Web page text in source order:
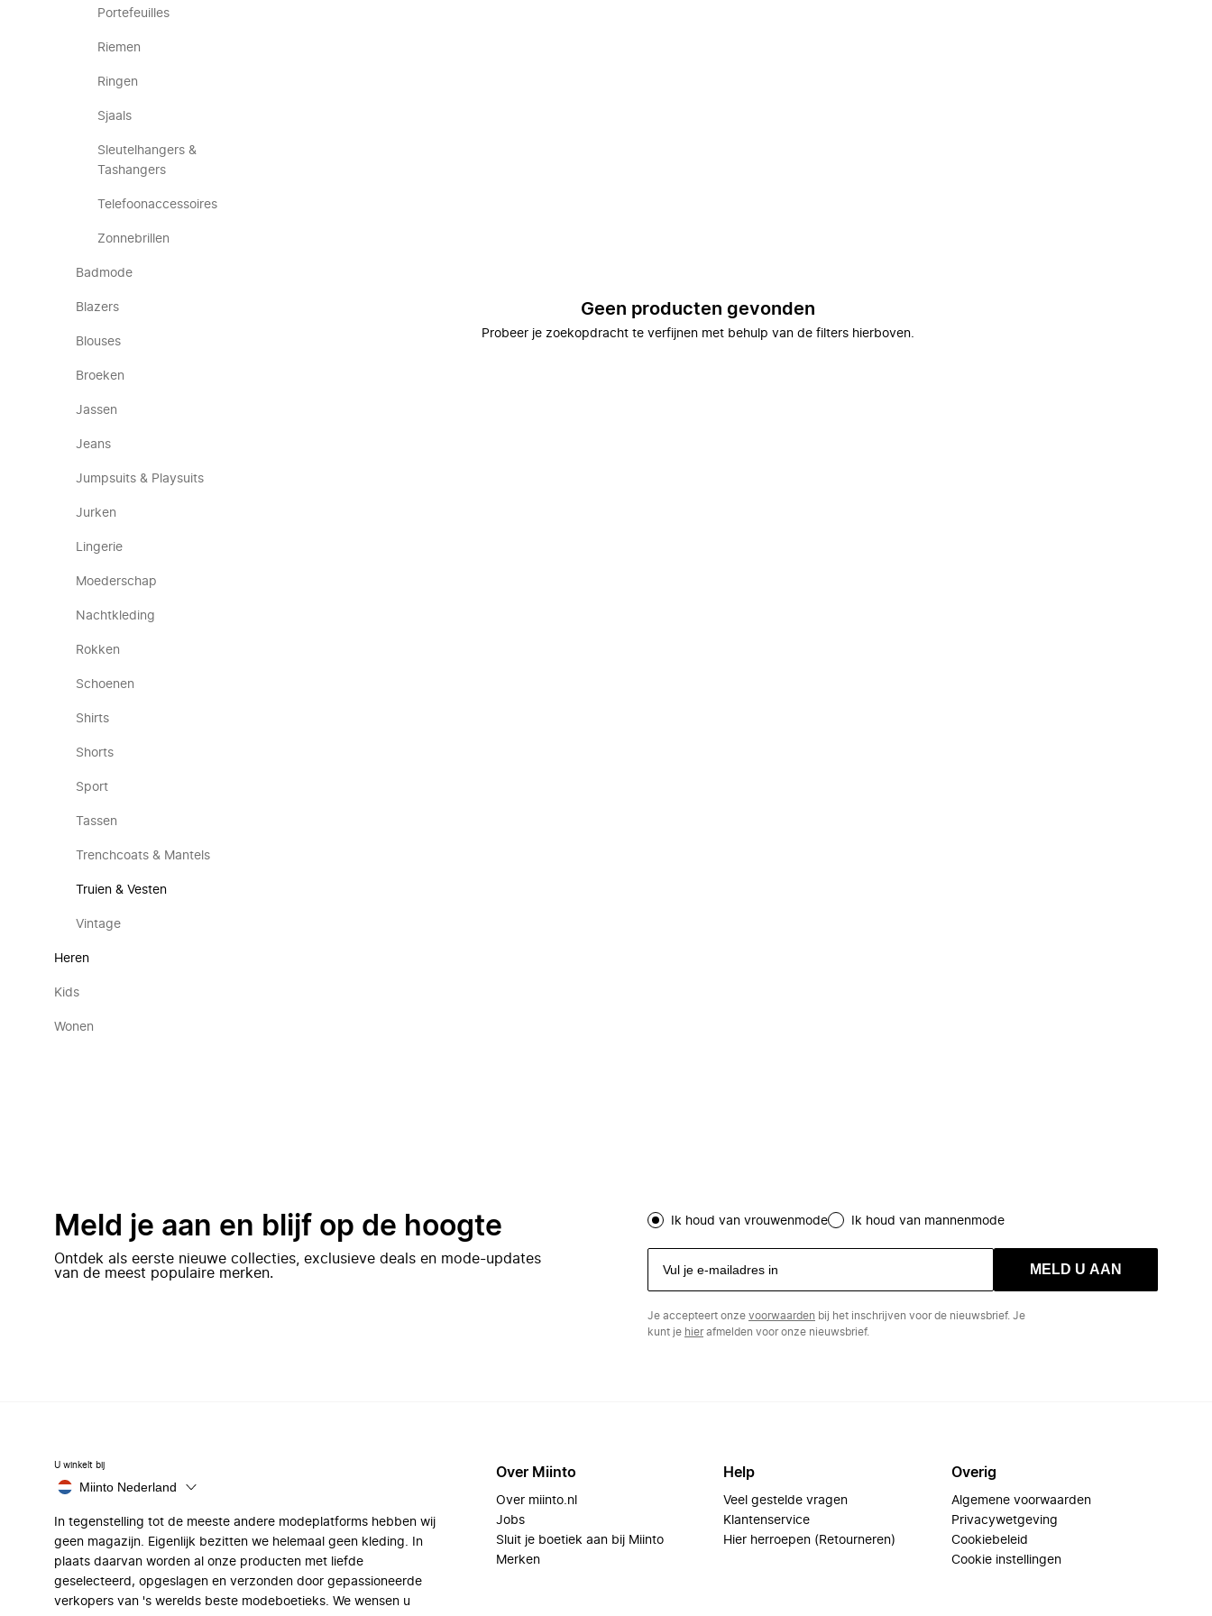
Portefeuilles
Riemen
Ringen
Sjaals
Sleutelhangers &
Tashangers
Telefoonaccessoires
Zonnebrillen
Badmode
Blazers
Blouses
Broeken
Jassen
Jeans
Jumpsuits & Playsuits
Jurken
Lingerie
Moederschap
Nachtkleding
Rokken
Schoenen
Shirts
Shorts
Sport
Tassen
Trenchcoats & Mantels
Truien & Vesten
Vintage
Heren
Kids
Wonen
Geen producten gevonden
Probeer je zoekopdracht te verfijnen met behulp van de filters hierboven.
Meld je aan en blijf op de hoogte
Ontdek als eerste nieuwe collecties, exclusieve deals en mode-updates
van de meest populaire merken.
Ik houd van vrouwenmode Ik houd van mannenmode
MELD U AAN
Je accepteert onze voorwaarden bij het inschrijven voor de nieuwsbrief. Je
kunt je hierafmelden voor onze nieuwsbrief.
U winkelt bij
Miinto Nederland
In tegenstelling tot de meeste andere modeplatforms hebben wij
geen magazijn. Eigenlijk bezitten we helemaal geen kleding. In
plaats daarvan worden al onze producten met liefde
geselecteerd, opgeslagen en verzonden door gepassioneerde
verkopers van 's werelds beste modeboetieks. We wensen u
Over Miinto
Over miinto.nl
Jobs
Sluit je boetiek aan bij Miinto
Merken
Help
Veel gestelde vragen
Klantenservice
Hier herroepen (Retourneren)
Overig
Algemene voorwaarden
Privacywetgeving
Cookiebeleid
Cookie instellingen